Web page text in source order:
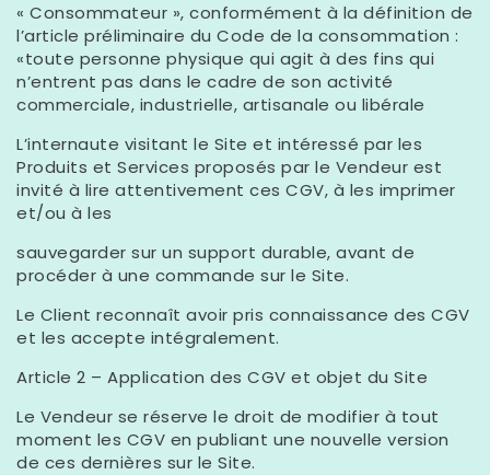
« Consommateur », conformément à la définition de
l’article préliminaire du Code de la consommation :
«toute personne physique qui agit à des fins qui
n’entrent pas dans le cadre de son activité
commerciale, industrielle, artisanale ou libérale
L’internaute visitant le Site et intéressé par les
Produits et Services proposés par le Vendeur est
invité à lire attentivement ces CGV, à les imprimer
et/ou à les
sauvegarder sur un support durable, avant de
procéder à une commande sur le Site.
Le Client reconnaît avoir pris connaissance des CGV
et les accepte intégralement.
Article 2 – Application des CGV et objet du Site
Le Vendeur se réserve le droit de modifier à tout
moment les CGV en publiant une nouvelle version
de ces dernières sur le Site.